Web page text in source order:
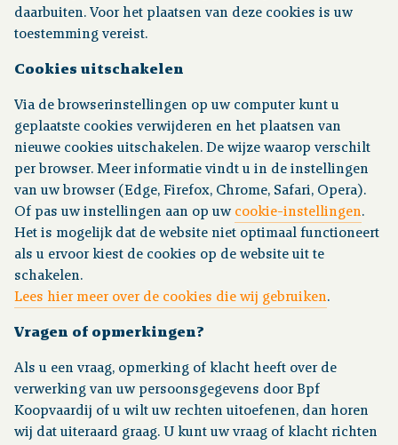
daarbuiten. Voor het plaatsen van deze cookies is uw
toestemming vereist.
Cookies uitschakelen
Via de browserinstellingen op uw computer kunt u
geplaatste cookies verwijderen en het plaatsen van
nieuwe cookies uitschakelen. De wijze waarop verschilt
per browser. Meer informatie vindt u in de instellingen
van uw browser (Edge, Firefox, Chrome, Safari, Opera).
Of pas uw instellingen aan op uw cookie-instellingen.
Het is mogelijk dat de website niet optimaal functioneert
als u ervoor kiest de cookies op de website uit te
schakelen.
Lees hier meer over de cookies die wij gebruiken.
Vragen of opmerkingen?
Als u een vraag, opmerking of klacht heeft over de
verwerking van uw persoonsgegevens door Bpf
Koopvaardij of u wilt uw rechten uitoefenen, dan horen
wij dat uiteraard graag. U kunt uw vraag of klacht richten